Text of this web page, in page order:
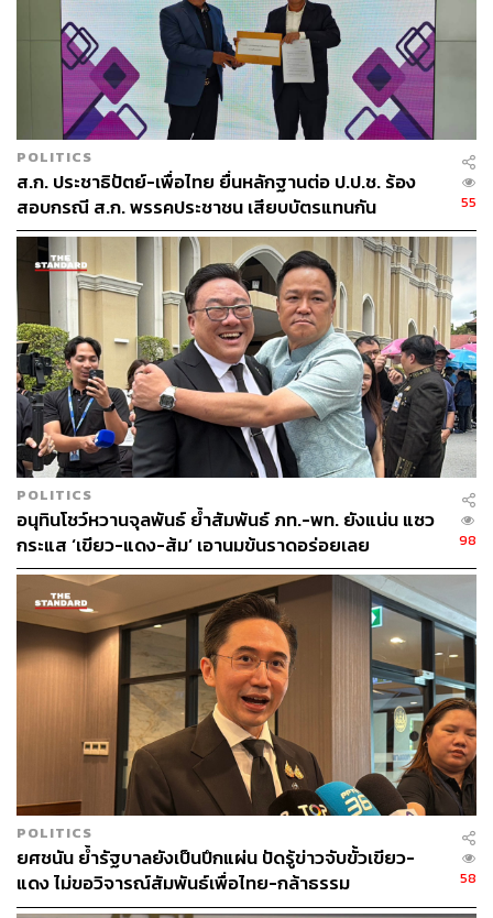
TAGS: พรรคเพื่อไทย พ.ร.บ.ประชามติ สมพงษ์ อมรวิวัฒน์
40
ABOUT THE AUTHOR
THE STANDARD TEAM
กองบรรณาธิการ THE STANDARD
POLITICS
ส.ก. ประชาธิปัตย์-เพื่อไทย ยื่นหลักฐานต่อ ป.ป.ช. ร้อง
สอบกรณี ส.ก. พรรคประชาชน เสียบบัตรแทนกัน
55
POLITICS
อนุทินโชว์หวานจุลพันธ์ ย้ำสัมพันธ์ ภท.-พท. ยังแน่น แซว
กระแส ‘เขียว-แดง-ส้ม’ เอานมข้นราดอร่อยเลย
98
POLITICS
ยศชนัน ย้ำรัฐบาลยังเป็นปึกแผ่น ปัดรู้ข่าวจับขั้วเขียว-
แดง ไม่ขอวิจารณ์สัมพันธ์เพื่อไทย-กล้าธรรม
58